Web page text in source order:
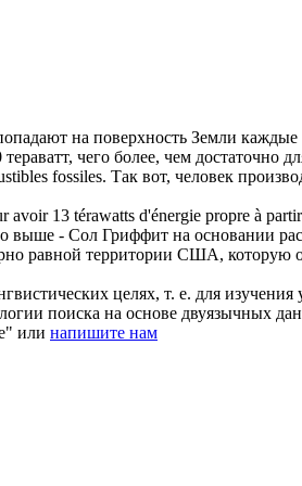
на поверхность Земли
тераватт, чего более, чем достаточно
fossiles. Так вот, человек
avoir 13 térawatts d'énergie propre à
выше - Сол Гриффит на основании
равной территории США, которую
целях, т. е. для
поиска на основе двуязычных
или напишите нам